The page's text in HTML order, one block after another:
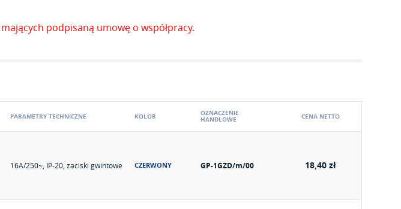
podpisaną umowę o współpracy.
PARAMETRY TECHNICZNE KOLOR OZNACZENIE
HANDLOWE CENA NETTO
16A/250~, IP-20, zaciski gwintowe CZERWONY GP-1GZD/m/00 18,40 zł